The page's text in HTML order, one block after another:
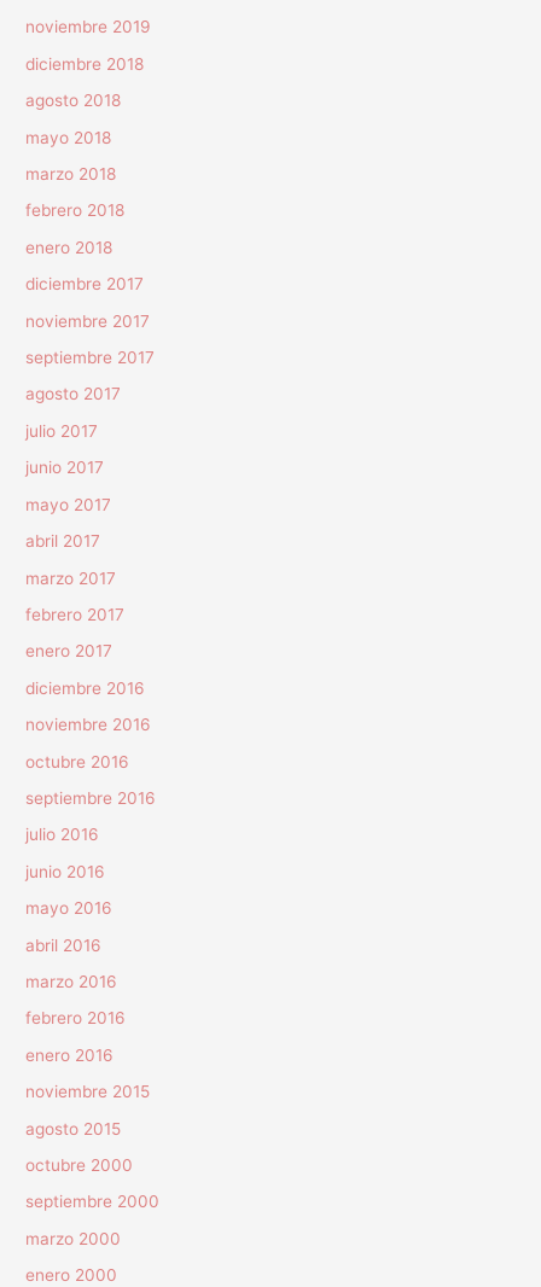
noviembre 2019
diciembre 2018
agosto 2018
mayo 2018
marzo 2018
febrero 2018
enero 2018
diciembre 2017
noviembre 2017
septiembre 2017
agosto 2017
julio 2017
junio 2017
mayo 2017
abril 2017
marzo 2017
febrero 2017
enero 2017
diciembre 2016
noviembre 2016
octubre 2016
septiembre 2016
julio 2016
junio 2016
mayo 2016
abril 2016
marzo 2016
febrero 2016
enero 2016
noviembre 2015
agosto 2015
octubre 2000
septiembre 2000
marzo 2000
enero 2000